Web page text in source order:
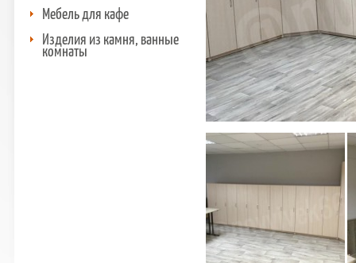
Мебель для кафе
Изделия из камня, ванные
комнаты